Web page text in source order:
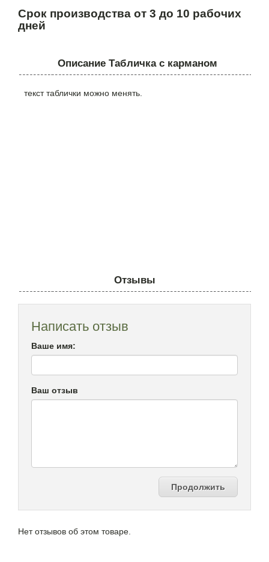
Срок производства от 3 до 10 рабочих
дней
Описание Табличка с карманом
текст таблички можно менять.
Отзывы
Написать отзыв
Ваше имя:
Ваш отзыв
Продолжить
Нет отзывов об этом товаре.